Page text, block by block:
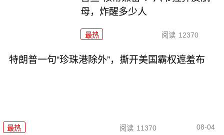
母，炸醒多少人
最热 阅读 12370
特朗普一句“珍珠港除外”，撕开美国霸权遮羞布
最热 阅读 11370 08-04